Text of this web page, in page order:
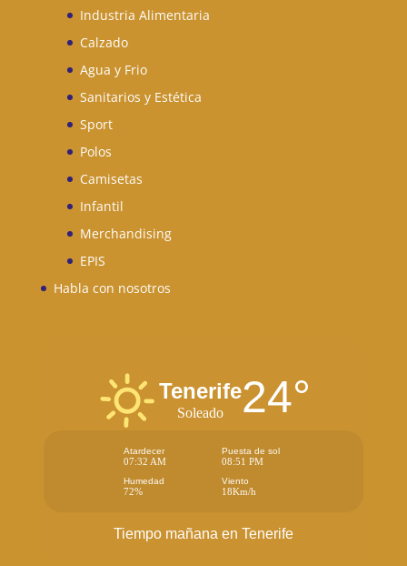
Industria Alimentaria
Calzado
Agua y Frio
Sanitarios y Estética
Sport
Polos
Camisetas
Infantil
Merchandising
EPIS
Habla con nosotros
Tenerife
Soleado 24°
Atardecer
07:32 AM
Puesta de sol
08:51 PM
Humedad
72%
Viento
18Km/h
Tiempo mañana en Tenerife